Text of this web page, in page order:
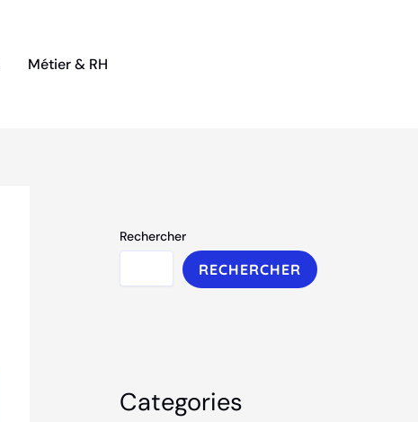
Métier & RH
Rechercher
RECHERCHER
Categories